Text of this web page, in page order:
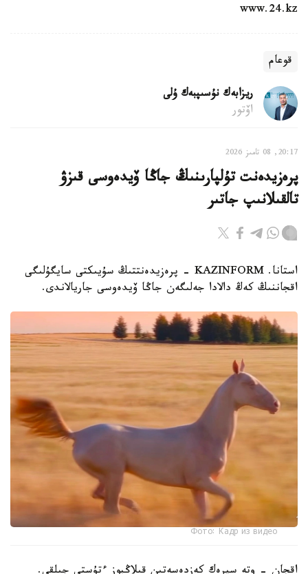
www.24.kz
قوعام
ريزابەك نۇسىپبەك ۇلى
اۆتور
20:17, 08 تامىز 2026
پرەزيدەنت تۇلپارىنىڭ جاڭا ۆيدەوسى قىزۋ
تالقىلانىپ جاتىر
استانا. KAZINFORM - پرەزيدەنتتىڭ سۇيىكتى سايگۇلىگى
اقجاننىڭ كەڭ دالادا جەلىگەن جاڭا ۆيدەوسى جاريالاندى.
Фото: Кадр из видео